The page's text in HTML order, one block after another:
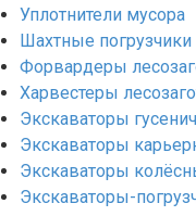
Уплотнители мусора
Шахтные
Форвардеры
Харвестеры
Экскаваторы
Экскаваторы
Экскаваторы
Экскаваторы-